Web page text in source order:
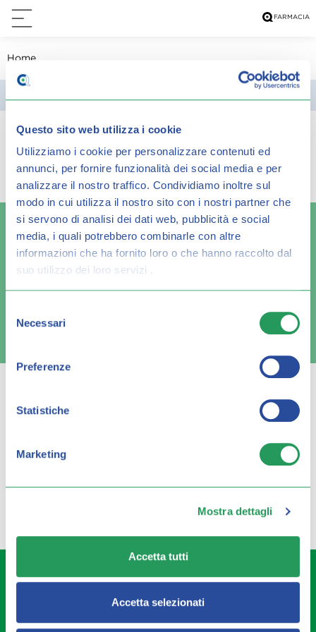
Questo sito web utilizza i cookie
Utilizziamo i cookie per personalizzare contenuti ed
annunci, per fornire funzionalità dei social media e per
analizzare il nostro traffico. Condividiamo inoltre sul
modo in cui utilizza il nostro sito con i nostri partner che
si servono di analisi dei dati web, pubblicità e social
media, i quali potrebbero combinarle con altre
informazioni che ha fornito loro o che hanno raccolto dal
suo utilizzo dei loro servizi .
delNecessari
Preferenze
Statistiche
Marketing
Mostra dettagli
Accetta tutti
Accetta selezionati
Home
Spiacenti, ma non è stato trovato alcun
risultato per:
Spedizione veloce
Q FARMA
Servizio clienti
25125 Brescia – Italia, REA Brescia 627990, P.IVA
04616560985, cap. soc. EUR 10.000,00 i.v., è la proprietaria